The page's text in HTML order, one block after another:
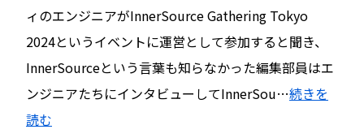
ィのエンジニアがInnerSource Gathering Tokyo
2024というイベントに運営として参加すると聞き、
InnerSourceという言葉も知らなかった編集部員はエ
ンジニアたちにインタビューしてInnerSou…続きを
読む